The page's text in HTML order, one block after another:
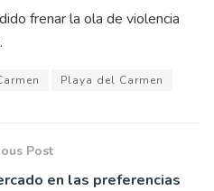
frenar la ola de violencia
Playa del Carmen
Post
en las preferencias